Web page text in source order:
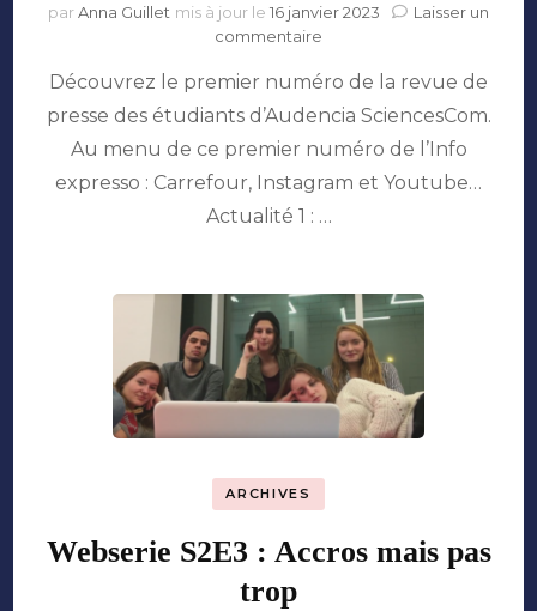
parAnna Guillet mis à jour le 16 janvier 2023
Laisser un
commentaire
expresso
Découvrez le premier numéro de la revue de
presse des étudiants d’Audencia SciencesCom.
Au menu de ce premier numéro de l’Info
expresso : Carrefour, Instagram et Youtube…
Actualité 1 : …
ARCHIVES
Webserie S2E3 : Accros mais pas
trop